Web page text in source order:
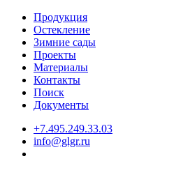
Продукция
Остекление
Зимние сады
Проекты
Материалы
Контакты
Поиск
Документы
+7.495.249.33.03
info@glgr.ru